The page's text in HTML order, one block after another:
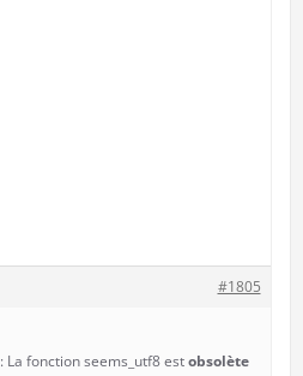
#1805
: La fonction seems_utf8 estobsolète